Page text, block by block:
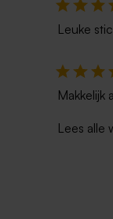
Leuke
Makkelijk
Lees alle